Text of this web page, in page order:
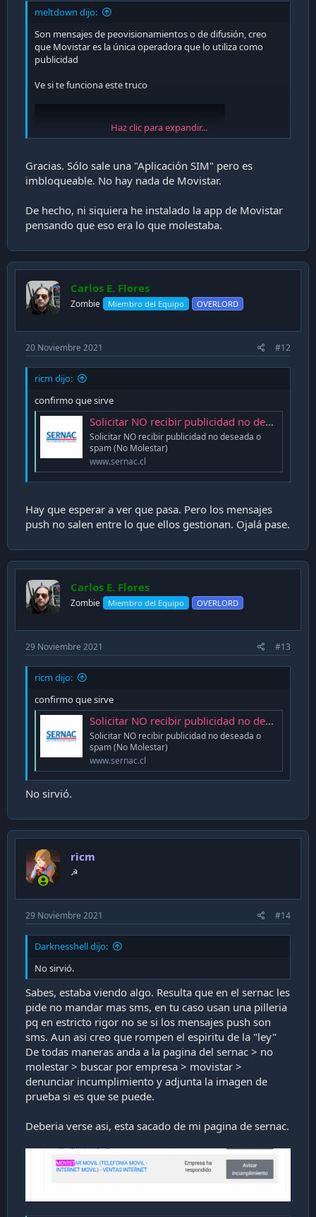
meltdown dijo:
Son mensajes de peovisionamientos o de difusión, creo
que Movistar es la única operadora que lo utiliza como
publicidad
Ve si te funciona este truco
Enviado desde mi LYA-L29 mediante Tapatalk
Haz clic para expandir...
Gracias. Sólo sale una "Aplicación SIM" pero es
imbloqueable. No hay nada de Movistar.
De hecho, ni siquiera he instalado la app de Movistar
pensando que eso era lo que molestaba.
Carlos E. Flores
Zombie Miembro del Equipo OVERLORD
20 Noviembre 2021 #12
ricm dijo:
confirmo que sirve
Solicitar NO recibir publicidad no deseada o spam (No Molestar) - Portal SERNAC
Solicitar NO recibir publicidad no deseada o
spam (No Molestar)
www.sernac.cl
Hay que esperar a ver que pasa. Pero los mensajes
push no salen entre lo que ellos gestionan. Ojalá pase.
Carlos E. Flores
Zombie Miembro del Equipo OVERLORD
29 Noviembre 2021 #13
ricm dijo:
confirmo que sirve
Solicitar NO recibir publicidad no deseada o spam (No Molestar) - Portal SERNAC
Solicitar NO recibir publicidad no deseada o
spam (No Molestar)
www.sernac.cl
No sirvió.
ricm
☭
29 Noviembre 2021 #14
Darknesshell dijo:
No sirvió.
Sabes, estaba viendo algo. Resulta que en el sernac les
pide no mandar mas sms, en tu caso usan una pilleria
pq en estricto rigor no se si los mensajes push son
sms. Aun asi creo que rompen el espiritu de la "ley"
De todas maneras anda a la pagina del sernac > no
molestar > buscar por empresa > movistar >
denunciar incumplimiento y adjunta la imagen de
prueba si es que se puede.
Deberia verse asi, esta sacado de mi pagina de sernac.